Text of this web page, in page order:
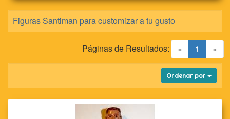
Figuras Santiman para customizar a tu gusto
« 1 (current)
»
Páginas de Resultados:
Ordenar por